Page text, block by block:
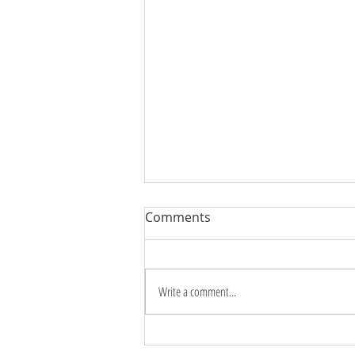
Comments
Write a comment...